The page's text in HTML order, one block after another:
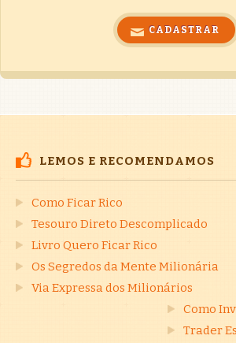
LEMOS E RECOMENDAMOS
Como Ficar Rico
Tesouro Direto Descomplicado
Livro Quero Ficar Rico
Os Segredos da Mente Milionária
Via Expressa dos Milionários
Como
Trader